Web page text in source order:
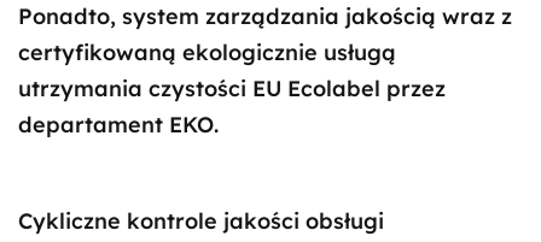
Ponadto, system zarządzania jakością wraz z
certyfikowaną ekologicznie usługą
utrzymania czystości EU Ecolabel przez
departament EKO.
Cykliczne kontrole jakości obsługi